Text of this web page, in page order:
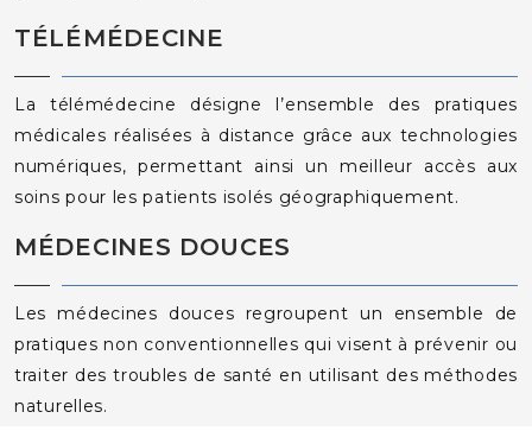
TÉLÉMÉDECINE
La télémédecine désigne l’ensemble des pratiques
médicales réalisées à distance grâce aux technologies
numériques, permettant ainsi un meilleur accès aux
soins pour les patients isolés géographiquement.
MÉDECINES DOUCES
Les médecines douces regroupent un ensemble de
pratiques non conventionnelles qui visent à prévenir ou
traiter des troubles de santé en utilisant des méthodes
naturelles.